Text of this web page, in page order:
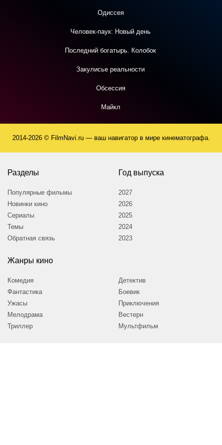
Одиссея
Человек-паук: Новый день
Последний богатырь. Колобок
Закулисье реальности
Обсессия
Майкл
2014-2026 © FilmNavi.ru — ваш навигатор в мире кинематографа.
Разделы
Популярные фильмы
Новинки кино
Сериалы
Темы
Обратная связь
Год выпуска
2027
2026
2025
2024
2023
Жанры кино
Комедия
Фантастика
Ужасы
Мелодрама
Триллер
Детектив
Боевик
Приключения
Вестерн
Мультфильм